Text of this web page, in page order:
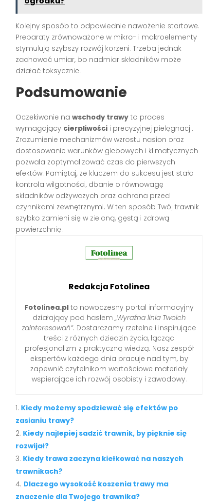
Kolejny sposób to odpowiednie nawożenie startowe.
Preparaty zrównoważone w mikro- i makroelementy
stymulują szybszy rozwój korzeni. Trzeba jednak
zachować umiar, bo nadmiar składników może
działać toksycznie.
Podsumowanie
Oczekiwanie nawschody trawy to proces
wymagający cierpliwości i precyzyjnej pielęgnacji.
Zrozumienie mechanizmów wzrostu nasion oraz
dostosowanie warunków glebowych i klimatycznych
pozwala zoptymalizować czas do pierwszych
efektów. Pamiętaj, że kluczem do sukcesu jest stała
kontrola wilgotności, dbanie o równowagę
składników odżywczych oraz ochrona przed
czynnikami zewnętrznymi. W ten sposób Twój trawnik
szybko zamieni się w zieloną, gęstą i zdrową
powierzchnię.
Redakcja Fotolinea
Fotolinea.pl to nowoczesny portal informacyjny
działający pod hasłem „Wyraźna linia Twoich
zainteresowań”. Dostarczamy rzetelne i inspirujące
treści z różnych dziedzin życia, łącząc
profesjonalizm z praktyczną wiedzą. Nasz zespół
ekspertów każdego dnia pracuje nad tym, by
zapewnić czytelnikom wartościowe materiały
wspierające ich rozwój osobisty i zawodowy.
Kiedy możemy spodziewać się efektów po
zasianiu trawy?
Kiedy najlepiej sadzić trawnik, by pięknie się
rozwijał?
Kiedy trawa zaczyna kiełkować na naszych
trawnikach?
Dlaczego wysokość koszenia trawy ma
znaczenie dla Twojego trawnika?